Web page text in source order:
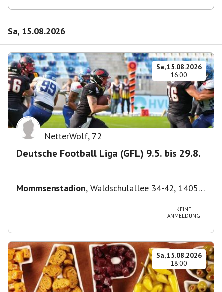
Sa, 15.08.2026
Sa, 15.08.2026
16:00
NetterWolf, 72
Deutsche Football Liga (GFL) 9.5. bis 29.8.
Mommsenstadion, Waldschulallee 34-42, 14055
KEINE
ANMELDUNG
Sa, 15.08.2026
18:00